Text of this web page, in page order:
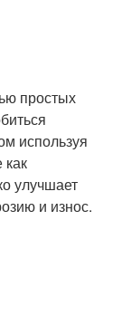
простых
используя
улучшает
и износ.